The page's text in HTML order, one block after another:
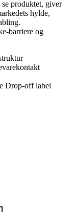
produktet, giver
hylde,
barriere og
Drop-off label